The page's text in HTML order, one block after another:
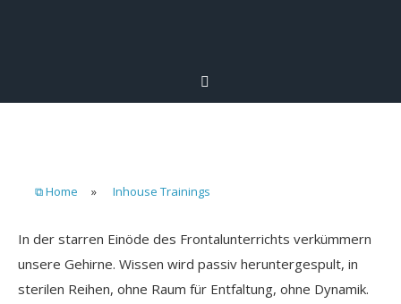
⧉ Home » Inhouse Trainings
In der starren Einöde des Frontalunterrichts verkümmern
unsere Gehirne. Wissen wird passiv heruntergespult, in
sterilen Reihen, ohne Raum für Entfaltung, ohne Dynamik.